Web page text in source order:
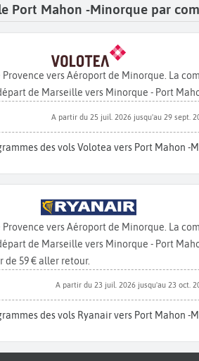
Port Mahon -Minorque par
vers Aéroport de Minorque. La
de Marseille vers Minorque - Port
A partir du 25 juil. 2026 jusqu'au 29 sept.
des vols Volotea vers Port Mahon -
vers Aéroport de Minorque. La
de Marseille vers Minorque - Port
de 59 € aller retour.
A partir du 23 juil. 2026 jusqu'au 23 oct.
des vols Ryanair vers Port Mahon -